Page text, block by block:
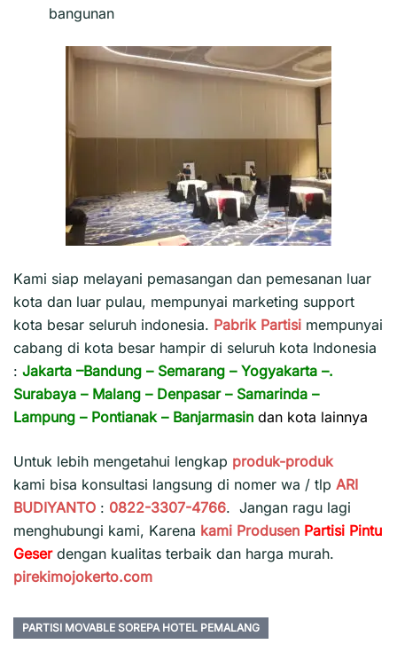
bangunan
Kami siap melayani pemasangan dan pemesanan luar
kota dan luar pulau, mempunyai marketing support
kota besar seluruh indonesia. Pabrik Partisi mempunyai
cabang di kota besar hampir di seluruh kota Indonesia
: Jakarta –Bandung – Semarang – Yogyakarta –.
Surabaya – Malang – Denpasar– Samarinda –
Lampung – Pontianak – Banjarmasin dan kota lainnya
Untuk lebih mengetahui lengkap produk-produk
kami bisa konsultasi langsung di nomer wa / tlp ARI
BUDIYANTO : 0822-3307-4766. Jangan ragu lagi
menghubungi kami, Karena kami Produsen Partisi Pintu
Geser dengan kualitas terbaik dan harga murah.
pirekimojokerto.com
PARTISI MOVABLE SOREPA HOTEL PEMALANG